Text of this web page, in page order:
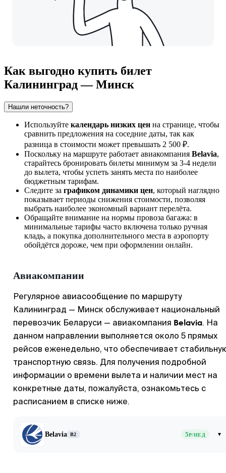
Как выгодно купить билет
Калининград — Минск
Нашли неточность?
Используйте календарь низких цен на странице, чтобы
сравнить предложения на соседние даты, так как
разница в стоимости может превышать 2 500 ₽.
Поскольку на маршруте работает авиакомпания Belavia,
старайтесь бронировать билеты минимум за 3-4 недели
до вылета, чтобы успеть занять места по наиболее
бюджетным тарифам.
Следите за графиком динамики цен, который наглядно
показывает периоды снижения стоимости, позволяя
выбрать наиболее экономный вариант перелёта.
Обращайте внимание на нормы провоза багажа: в
минимальные тарифы часто включена только ручная
кладь, а покупка дополнительного места в аэропорту
обойдётся дороже, чем при оформлении онлайн.
Авиакомпании
Регулярное авиасообщение по маршруту
Калининград — Минск обслуживает национальный
перевозчик Беларуси — авиакомпания Belavia. На
данном направлении выполняется около 5 прямых
рейсов еженедельно, что обеспечивает
транспортную связь. Для получения подробной
информации о времени вылета и наличии мест на
конкретные даты, пожалуйста, ознакомьтесь с
расписанием в списке ниже.
Belavia B2 5Р/НЕД ▾